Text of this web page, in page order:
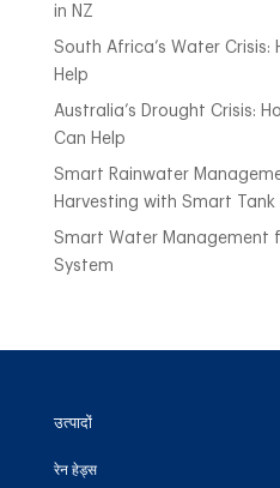
in NZ
South Africa’s Water Crisis:
Help
Australia’s Drought Crisis:
Can Help
Smart Rainwater
Harvesting with Smart Tank
Smart Water Management
System
उत्पादों
रेन हेड्स